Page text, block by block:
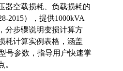
器空载损耗、负载损耗的
2015），提供1000kVA
分步骤说明变损计算方
耗计算实例表格，涵盖
号参数，指导用户快速掌
。